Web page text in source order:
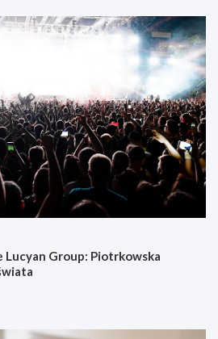
Lucyan Group: Piotrkowska